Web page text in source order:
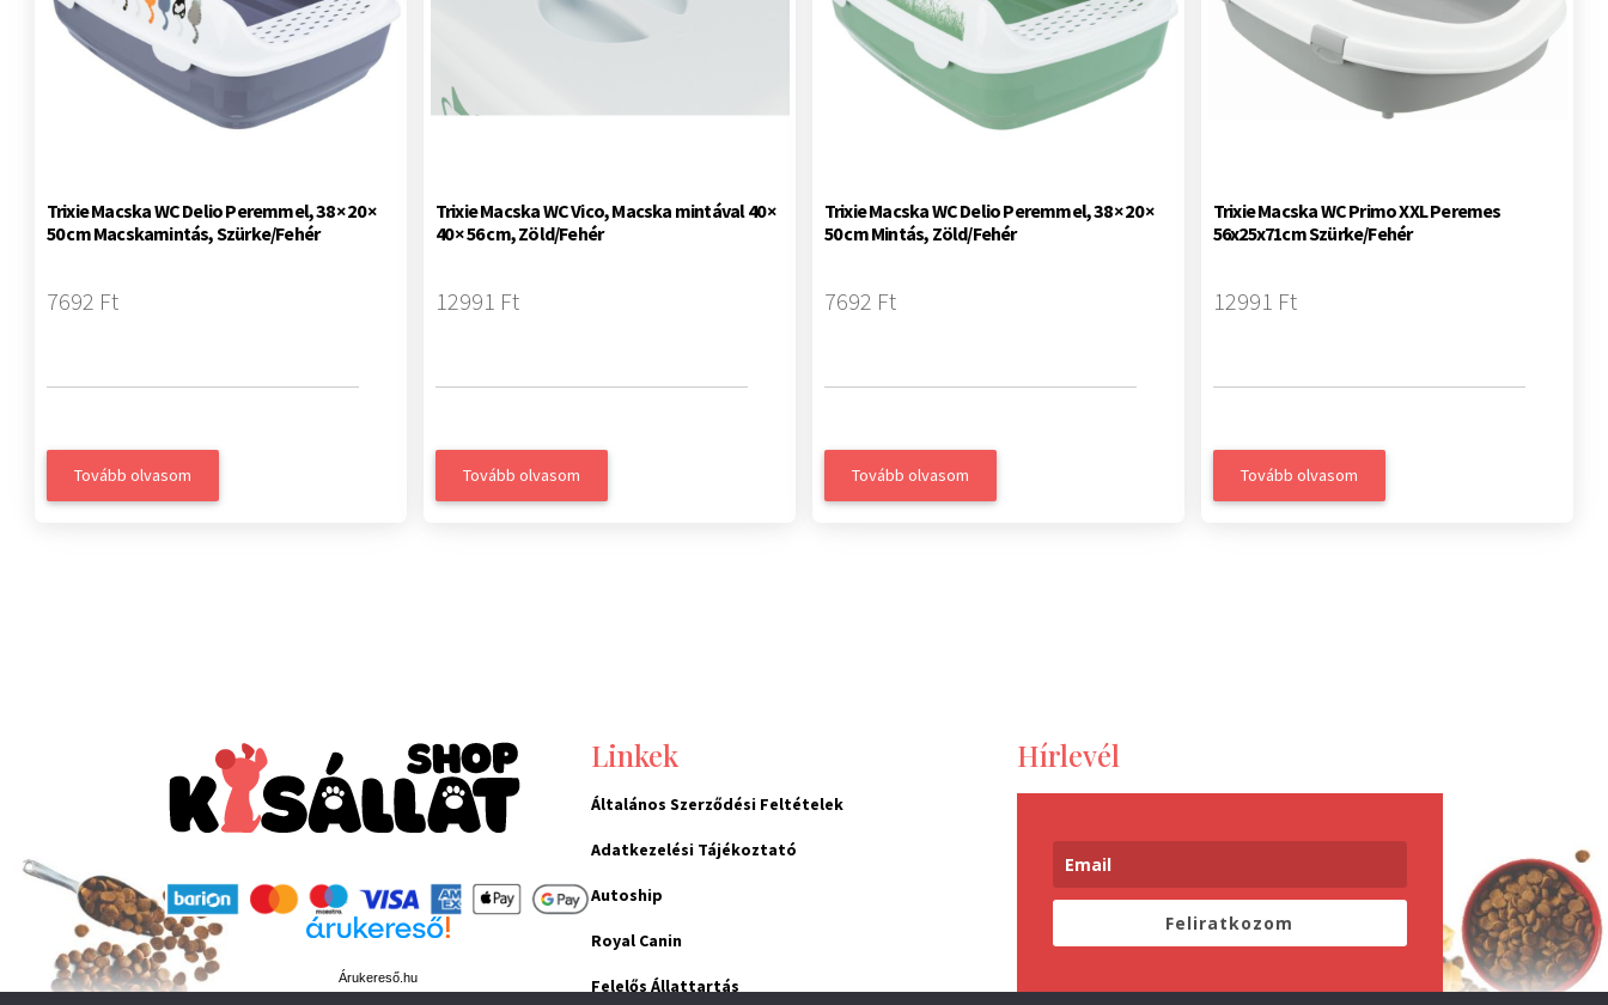
Trixie Macska WC Delio Peremmel, 38 × 20 ×
50 cm Macskamintás, Szürke/Fehér
7692 Ft
Tovább olvasom
Trixie Macska WC Vico, Macska mintával 40 ×
40 × 56 cm, Zöld/Fehér
12991 Ft
Tovább olvasom
Trixie Macska WC Delio Peremmel, 38 × 20 ×
50 cm Mintás, Zöld/Fehér
7692 Ft
Tovább olvasom
Trixie Macska WC Primo XXL Peremes
56x25x71cm Szürke/Fehér
12991 Ft
Tovább olvasom
Árukereső.hu
Linkek
Általános Szerződési Feltételek
Adatkezelési Tájékoztató
Autoship
Royal Canin
Felelős Állattartás
Hírlevél
Feliratkozom